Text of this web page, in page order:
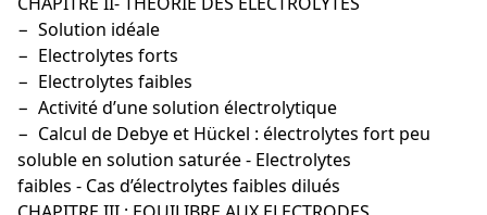
− Solution idéale
− Electrolytes forts
− Electrolytes faibles
− Activité d’une solution électrolytique
− Calcul de Debye et Hückel : électrolytes fort peu
soluble en solution saturée - Electrolytes
faibles - Cas d’électrolytes faibles dilués